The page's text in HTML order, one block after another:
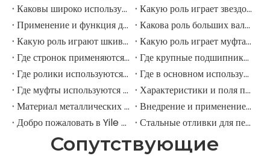
Каковы широко используемые аксессуары в шлифовальной мельнице?
Какую роль играет звездочка в горнодобывающем экскаваторе?
Применение и функция дорожных роликов в горнодобывающих экскаваторах
Какова роль больших валов в горнодобывающих экскаваторах?
Какую роль играют шкивы в крупных горнодобывающих экскаваторах?
Какую роль играет муфта в горнодобывающем экскаваторе?
Где стронок применяются в горнодобывающем оборудовании?
Где крупные подшипники применяются в механическом оборудовании?
Где ролики используются в крупномасштабном механическом оборудовании?
Где в основном используются промышленные шкивы?
Где муфты используются в промышленном поле?
Характеристики и поля применения шестерни для елочки
Материал металлических передач
Внедрение и применение прямозубых передач.
Добро пожаловать в Yile Machinery
Стальные отливки для передач
Сопутствующие